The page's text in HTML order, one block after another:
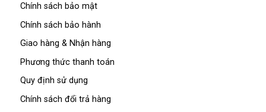
Chính sách bảo mật
Chính sách bảo hành
Giao hàng & Nhận hàng
Phương thức thanh toán
Quy định sử dụng
Chính sách đổi trả hàng